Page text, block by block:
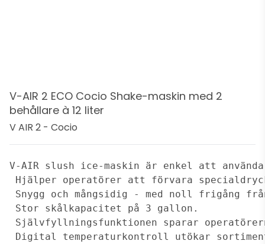
V-AIR 2 ECO Cocio Shake-maskin med 2
behållare à 12 liter
V AIR 2 - Cocio
V-AIR slush ice-maskin är enkel att
Hjälper operatörer att förvara
Snygg och mångsidig - med noll
Stor skålkapacitet på 3 gallon.
Självfyllningsfunktionen sparar
Digital temperaturkontroll utökar